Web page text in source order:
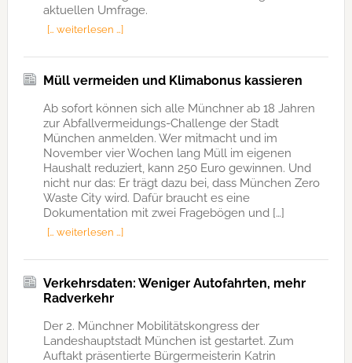
aktuellen Umfrage.
[… weiterlesen …]
Müll vermeiden und Klimabonus kassieren
Ab sofort können sich alle Münchner ab 18 Jahren
zur Abfallvermeidungs-Challenge der Stadt
München anmelden. Wer mitmacht und im
November vier Wochen lang Müll im eigenen
Haushalt reduziert, kann 250 Euro gewinnen. Und
nicht nur das: Er trägt dazu bei, dass München Zero
Waste City wird. Dafür braucht es eine
Dokumentation mit zwei Fragebögen und […]
[… weiterlesen …]
Verkehrsdaten: Weniger Autofahrten, mehr
Radverkehr
Der 2. Münchner Mobilitätskongress der
Landeshauptstadt München ist gestartet. Zum
Auftakt präsentierte Bürgermeisterin Katrin